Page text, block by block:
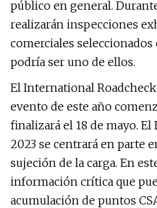
público en general.
realizarán inspecciones
comerciales seleccionados
podría ser uno de ellos.
El International
evento de este año
finalizará el 18 de mayo.
2023 se centrará en parte
sujeción de la carga. En
información crítica que
acumulación de puntos